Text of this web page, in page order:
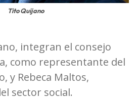
Tito Quijano
integran el consejo
como representante del
y Rebeca Maltos,
sector social.